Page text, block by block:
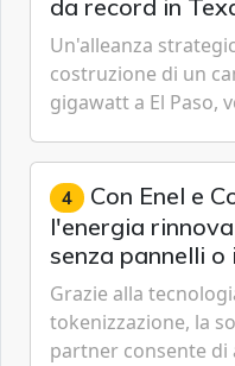
da record in
Un'alleanza
costruzione di un
gigawatt a El Paso,
artificiale
4 Con Enel e
l'energia
senza pannelli
Grazie alla
tokenizzazione, la
partner consente di